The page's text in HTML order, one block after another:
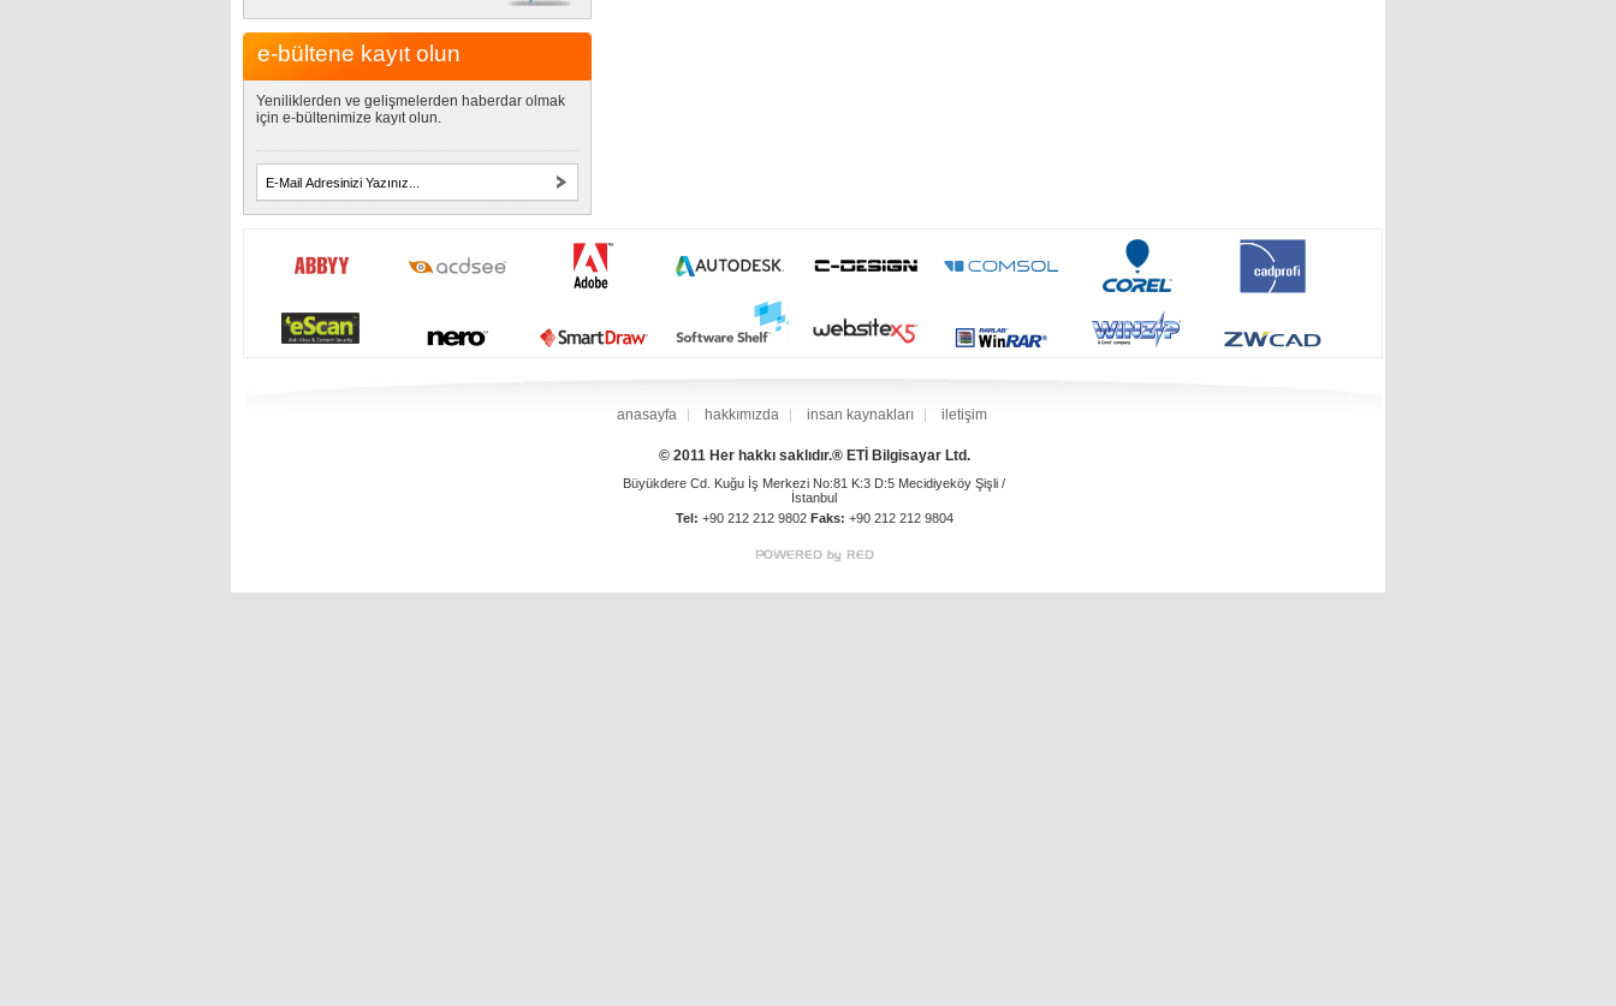
e-bültene kayıt olun
Yeniliklerden ve gelişmelerden haberdar olmak
için e-bültenimize kayıt olun.
anasayfa hakkımızda insan kaynakları iletişim
© 2011 Her hakkı saklıdır.® ETİ Bilgisayar Ltd.
Büyükdere Cd. Kuğu İş Merkezi No:81 K:3 D:5 Mecidiyeköy Şişli /
İstanbul
Tel: +90 212 212 9802 Faks: +90 212 212 9804